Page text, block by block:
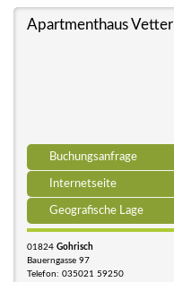
Apartmenthaus Vetter
Buchungsanfrage
Internetseite
Geografische Lage
01824 Gohrisch
Bauerngasse 97
Telefon: 035021 59250